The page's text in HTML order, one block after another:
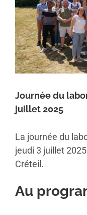
Journée du
juillet 2025
La journée du
jeudi 3 juillet
Créteil.
Au